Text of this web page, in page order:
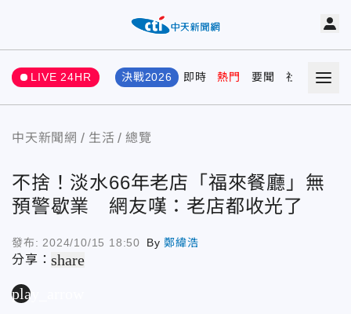
LIVE 24HR 決戰2026 即時 熱門 要聞 社會 娛樂
中天新聞網 生活 總覽
不捨！淡水66年老店「福來餐廳」無
預警歇業 網友嘆：老店都收光了
發布: 2024/10/15 18:50 By鄭緯浩
分享：share
play_arrow